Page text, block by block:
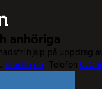
anhöriga
hjälp på uppdrag
Stödlinjen. Telefon020-